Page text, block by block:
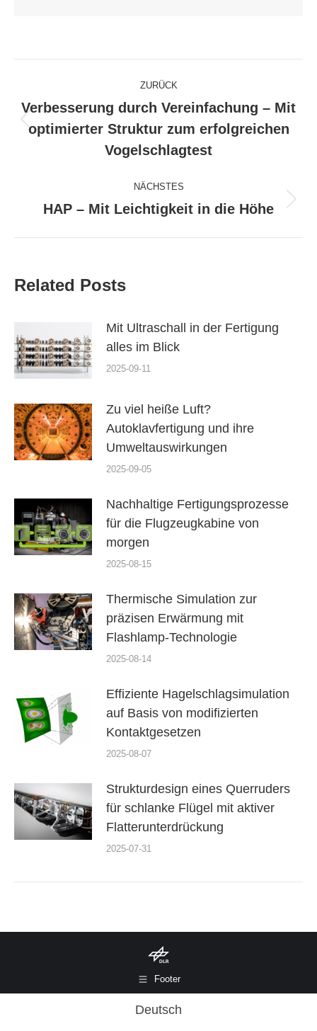
Kommentarnavigation
ZURÜCK
Vorheriger
Beitrag:
Verbesserung durch Vereinfachung – Mit
optimierter Struktur zum erfolgreichen
Vogelschlagtest
NÄCHSTES
Nächster
HAP – Mit Leichtigkeit in die Höhe
Related Posts
Mit Ultraschall in der Fertigung
alles im Blick
2025-09-11
Zu viel heiße Luft?
Autoklavfertigung und ihre
Umweltauswirkungen
2025-09-05
Nachhaltige Fertigungsprozesse
für die Flugzeugkabine von
morgen
2025-08-15
Thermische Simulation zur
präzisen Erwärmung mit
Flashlamp-Technologie
2025-08-14
Effiziente Hagelschlagsimulation
auf Basis von modifizierten
Kontaktgesetzen
2025-08-07
Strukturdesign eines Querruders
für schlanke Flügel mit aktiver
Flatterunterdrückung
2025-07-31
Footer
Deutsch